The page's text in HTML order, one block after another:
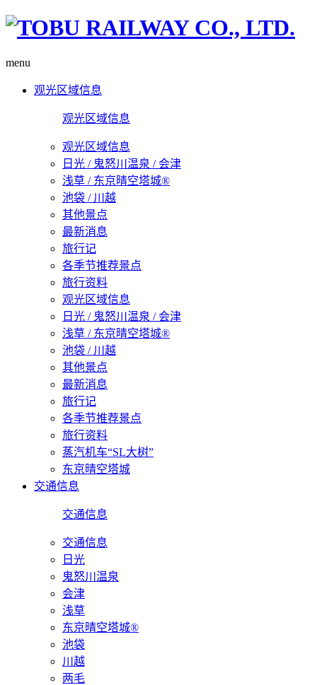
menu
观光区域信息
观光区域信息
观光区域信息
日光 / 鬼怒川温泉 / 会津
浅草 / 东京晴空塔城®
池袋 / 川越
其他景点
最新消息
旅行记
各季节推荐景点
旅行资料
观光区域信息
日光 / 鬼怒川温泉 / 会津
浅草 / 东京晴空塔城®
池袋 / 川越
其他景点
最新消息
旅行记
各季节推荐景点
旅行资料
蒸汽机车“SL大树”
东京晴空塔城
交通信息
交通信息
交通信息
日光
鬼怒川温泉
会津
浅草
东京晴空塔城®
池袋
川越
两毛